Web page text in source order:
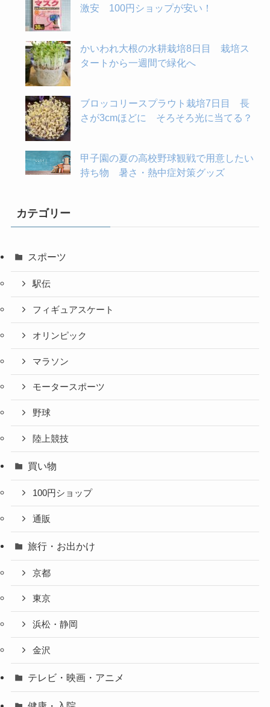
激安 100円ショップが安い！
かいわれ大根の水耕栽培8日目 栽培ス
タートから一週間で緑化へ
ブロッコリースプラウト栽培7日目 長
さが3cmほどに そろそろ光に当てる？
甲子園の夏の高校野球観戦で用意したい
持ち物 暑さ・熱中症対策グッズ
カテゴリー
スポーツ
駅伝
フィギュアスケート
オリンピック
マラソン
モータースポーツ
野球
陸上競技
買い物
100円ショップ
通販
旅行・お出かけ
京都
東京
浜松・静岡
金沢
テレビ・映画・アニメ